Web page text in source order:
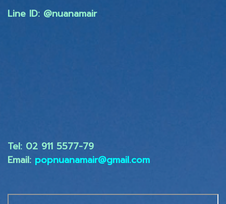
Line ID: @nuanamair
Tel: 02 ​911 5577-79
Email: popnuanamair@gmail.com